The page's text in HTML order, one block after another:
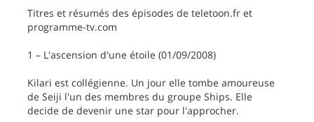
Titres et résumés des épisodes de teletoon.fr et
programme-tv.com
1 – L'ascension d'une étoile (01/09/2008)
Kilari est collégienne. Un jour elle tombe amoureuse
de Seiji l'un des membres du groupe Ships. Elle
decide de devenir une star pour l'approcher.